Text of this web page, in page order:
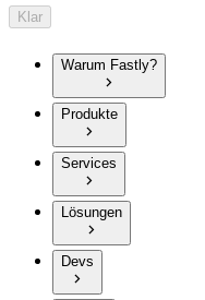
Klar
Warum Fastly?
Produkte
Services
Lösungen
Devs